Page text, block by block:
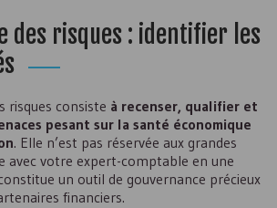
des risques : identifier les
risques consiste à recenser, qualifier et
pesant sur la santé économique
. Elle n’est pas réservée aux grandes
avec votre expert-comptable en une
un outil de gouvernance précieux
financiers.